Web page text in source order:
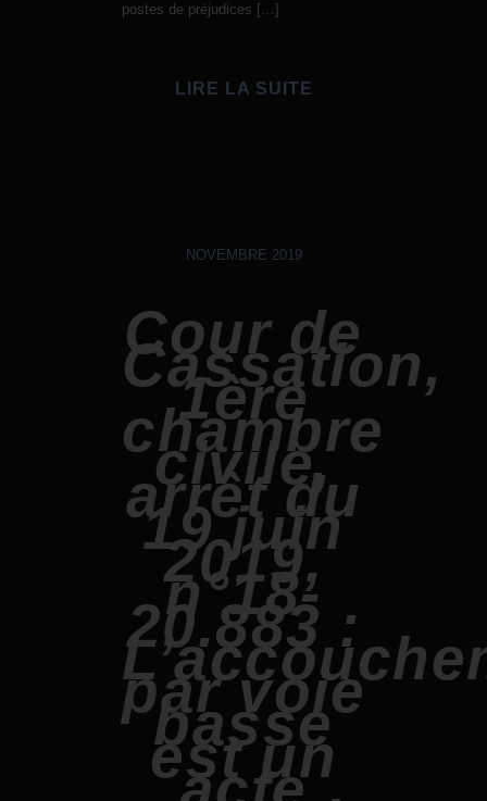
postes de préjudices […]
LIRE LA SUITE
NOVEMBRE 2019
Cour de
Cassation,
1ère
chambre
civile,
arrêt du
19 juin
2019,
n°18-
20.883 :
par voie
basse
est un